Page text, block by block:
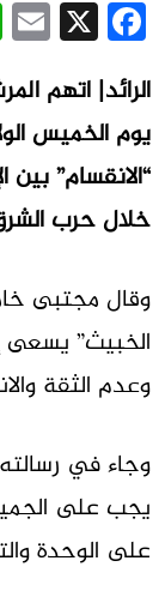
X
الرائد| اتهم
يوم الخميس
“الانقسام”
خلال حرب
وقال مجتبى
الخبيث” يسعى
وعدم الثقة
وجاء في
يجب على
على الوحدة